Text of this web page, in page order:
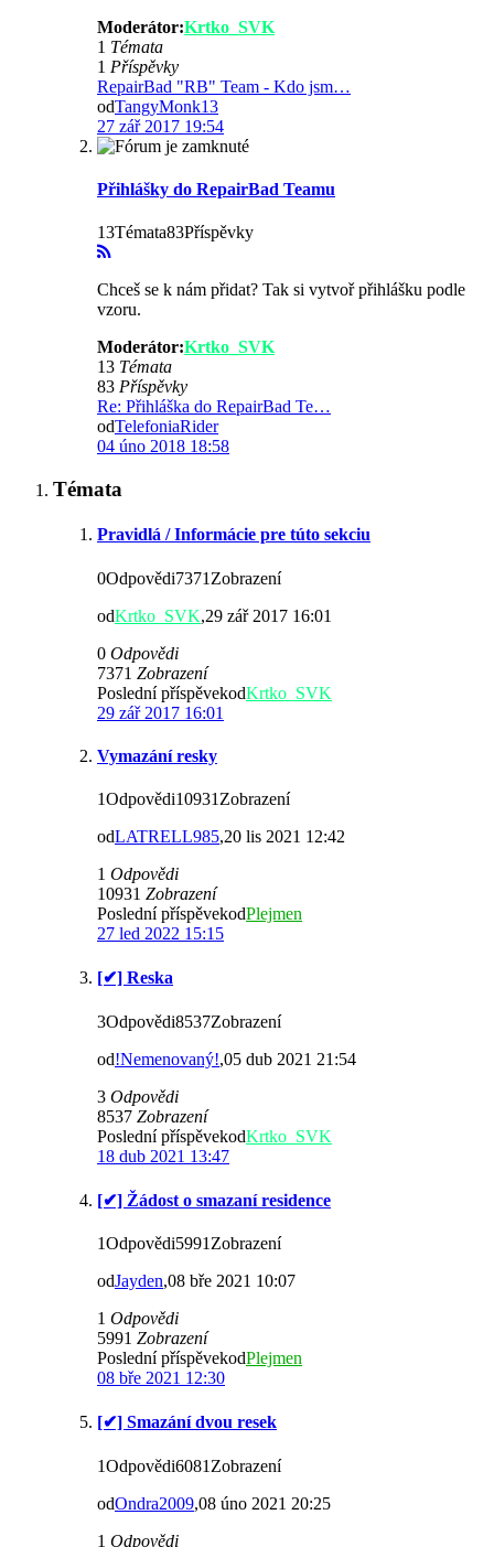
Moderátor:Krtko_SVK
1 Témata
1 Příspěvky
RepairBad "RB" Team - Kdo jsm…
odTangyMonk13
27 zář 2017 19:54
Přihlášky do RepairBad Teamu
13Témata83Příspěvky
Chceš se k nám přidat? Tak si vytvoř přihlášku podle
vzoru.
Moderátor:Krtko_SVK
13 Témata
83 Příspěvky
Re: Přihláška do RepairBad Te…
odTelefoniaRider
04 úno 2018 18:58
Témata
Pravidlá / Informácie pre túto sekciu
0Odpovědi7371Zobrazení
odKrtko_SVK,29 zář 2017 16:01
0 Odpovědi
7371 Zobrazení
Poslední příspěvekodKrtko_SVK
29 zář 2017 16:01
Vymazání resky
1Odpovědi10931Zobrazení
odLATRELL985,20 lis 2021 12:42
1 Odpovědi
10931 Zobrazení
Poslední příspěvekodPlejmen
27 led 2022 15:15
[✔] Reska
3Odpovědi8537Zobrazení
od!Nemenovaný!,05 dub 2021 21:54
3 Odpovědi
8537 Zobrazení
Poslední příspěvekodKrtko_SVK
18 dub 2021 13:47
[✔] Žádost o smazaní residence
1Odpovědi5991Zobrazení
odJayden,08 bře 2021 10:07
1 Odpovědi
5991 Zobrazení
Poslední příspěvekodPlejmen
08 bře 2021 12:30
[✔] Smazání dvou resek
1Odpovědi6081Zobrazení
odOndra2009,08 úno 2021 20:25
1 Odpovědi